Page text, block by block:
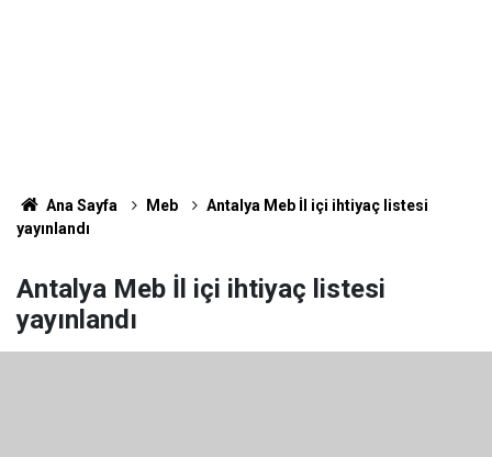
Ana Sayfa Meb
Antalya Meb İl içi ihtiyaç listesi
yayınlandı
Antalya Meb İl içi ihtiyaç listesi
yayınlandı